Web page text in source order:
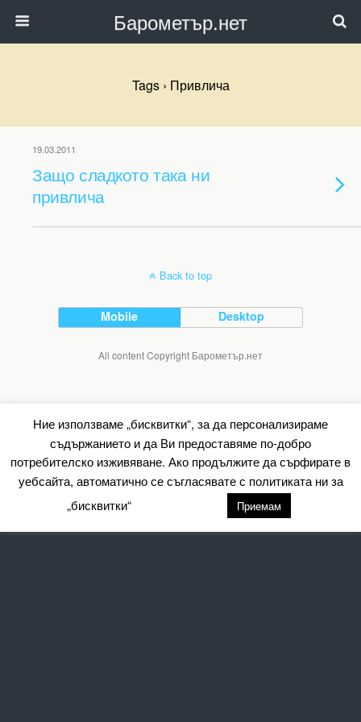
Барометър.нет
Tags › Привлича
19.03.2011
Защо сладкото така ни
привлича
Back to top
Mobile Desktop
All content Copyright Барометър.нет
Ние използваме „бисквитки“, за да персонализираме
съдържанието и да Ви предоставяме по-добро
потребителско изживяване. Ако продължите да сърфирате в
уебсайта, автоматично се съгласявате с политиката ни за
„бисквитки“
Приемам